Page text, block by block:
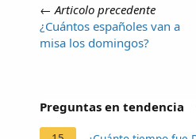
← Articolo precedente
¿Cuántos españoles van a
misa los domingos?
Preguntas en tendencia